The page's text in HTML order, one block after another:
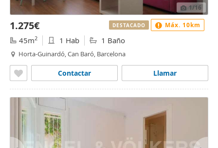
1/16
1.275€
45m2 1 Hab 1 Baño
Horta-Guinardó, Can Baró, Barcelona
Llamar
Contactar
DESTACADO Máx. 10km